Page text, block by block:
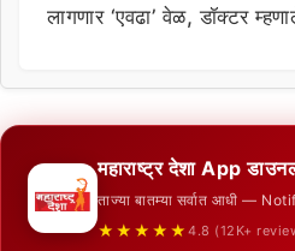
लागणार ‘एवढा’ वेळ, डॉक्टर
महाराष्ट्र देशा App
ताज्या बातम्या सर्वात आधी —
★★★★★ 4.8 (12K+